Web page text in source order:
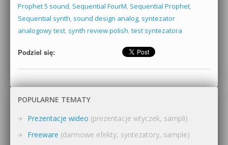
Prophet 5 sound, Sequential FourM, Sequential Prophet,
Sequential synth, sound design analog, syntezator
analogowy test, synth review polish, test syntezatora
Podziel się:
POPULARNE TEMATY
Prezentacje wideo (prezentacje wtyczek, sampli)
Freeware (darmowe efekty, syntezatory, sample)